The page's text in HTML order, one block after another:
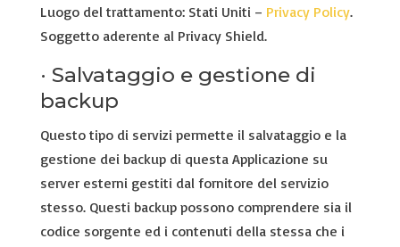
Luogo del trattamento: Stati Uniti – Privacy Policy.
Soggetto aderente al Privacy Shield.
· Salvataggio e gestione di
backup
Questo tipo di servizi permette il salvataggio e la
gestione dei backup di questa Applicazione su
server esterni gestiti dal fornitore del servizio
stesso. Questi backup possono comprendere sia il
codice sorgente ed i contenuti della stessa che i